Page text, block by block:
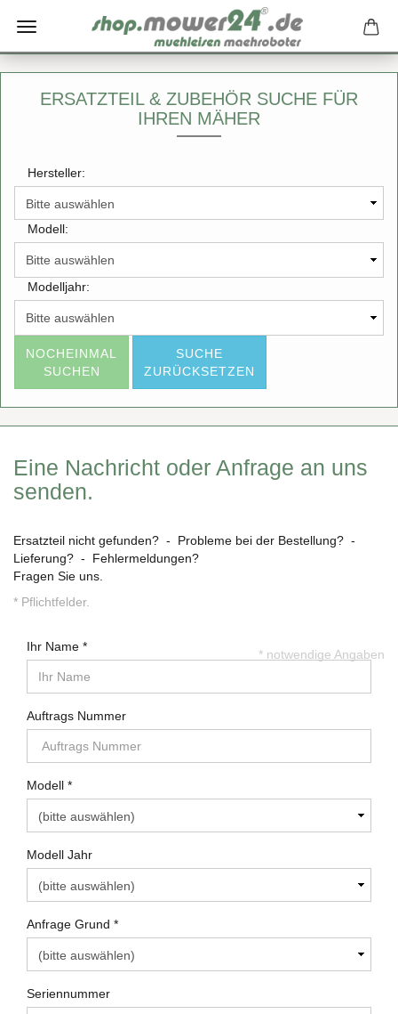
ERSATZTEIL & ZUBEHÖR SUCHE FÜR
IHREN MÄHER
Hersteller:
Modell:
Modelljahr:
NOCHEINMAL
SUCHEN
SUCHE
ZURÜCKSETZEN
Eine Nachricht oder Anfrage an uns
senden.
Ersatzteil nicht gefunden? - Probleme bei der Bestellung? -
Lieferung? - Fehlermeldungen?
Fragen Sie uns.
* Pflichtfelder.
Ihr Name
Auftrags Nummer
Modell
Modell Jahr
Anfrage Grund
Seriennummer
* notwendige Angaben